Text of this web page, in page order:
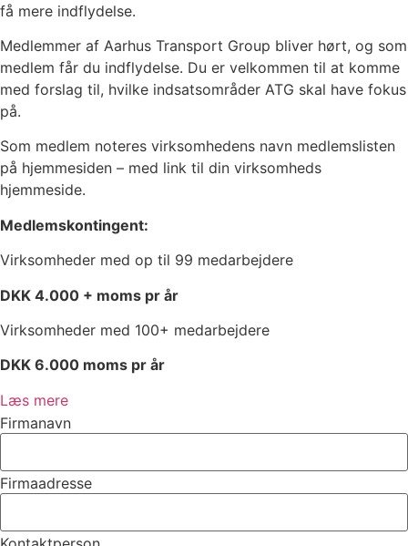
få mere indflydelse.
Medlemmer af Aarhus Transport Group bliver hørt, og som
medlem får du indflydelse. Du er velkommen til at komme
med forslag til, hvilke indsatsområder ATG skal have fokus
på.
Som medlem noteres virksomhedens navn medlemslisten
på hjemmesiden – med link til din virksomheds
hjemmeside.
Medlemskontingent:
Virksomheder med op til 99 medarbejdere
DKK 4.000 + moms pr år
Virksomheder med 100+ medarbejdere
DKK 6.000 moms pr år
Læs mere
Firmanavn
Firmaadresse